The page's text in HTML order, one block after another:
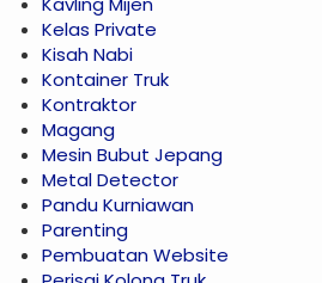
Kelas Private
Kisah Nabi
Kontainer Truk
Kontraktor
Magang
Mesin Bubut Jepang
Metal Detector
Pandu Kurniawan
Parenting
Pembuatan Website